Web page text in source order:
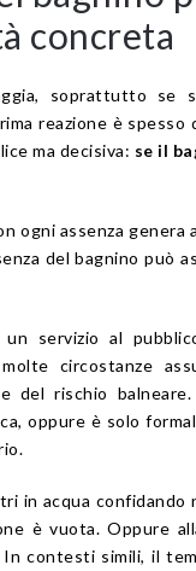
concreta
soprattutto se
reazione è
ma decisiva: se il
ogni assenza
del bagnino può
servizio al
circostanze
del rischio
oppure è solo
in acqua confidando
è vuota. Oppure
contesti simili, il